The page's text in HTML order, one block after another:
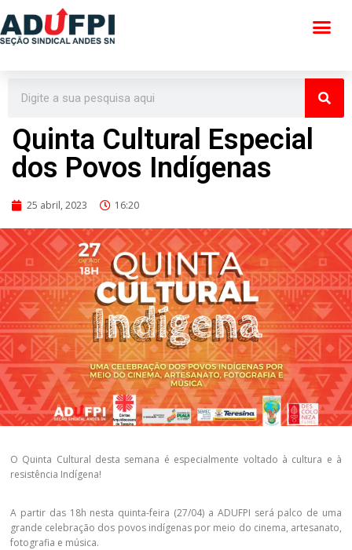
Pular
conteúdo
Quinta Cultural Especial
dos Povos Indígenas
25 abril, 2023 16:20
O Quinta Cultural desta semana é especialmente voltado à cultura e à
resistência Indígena!
A partir das 18h nesta quinta-feira (27/04) a ADUFPI será palco de uma
grande celebração dos povos indígenas por meio do cinema, artesanato,
fotografia e música.